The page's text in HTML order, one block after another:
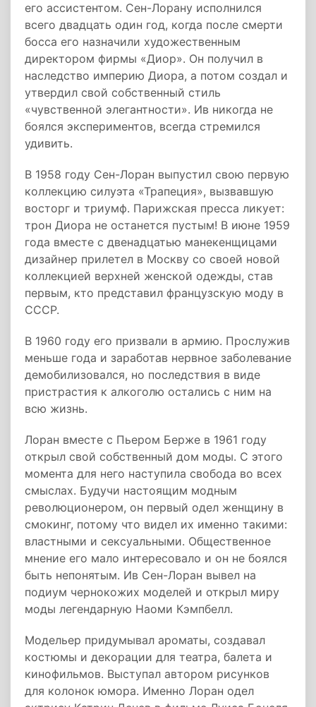
его ассистентом. Сен-Лорану исполнился
всего двадцать один год, когда после смерти
босса его назначили художественным
директором фирмы «Диор». Он получил в
наследство империю Диора, а потом создал и
утвердил свой собственный стиль
«чувственной элегантности». Ив никогда не
боялся экспериментов, всегда стремился
удивить.
В 1958 году Сен-Лоран выпустил свою первую
коллекцию силуэта «Трапеция», вызвавшую
восторг и триумф. Парижская пресса ликует:
трон Диора не останется пустым! В июне 1959
года вместе с двенадцатью манекенщицами
дизайнер прилетел в Москву со своей новой
коллекцией верхней женской одежды, став
первым, кто представил французскую моду в
СССР.
В 1960 году его призвали в армию. Прослужив
меньше года и заработав нервное заболевание
демобилизовался, но последствия в виде
пристрастия к алкоголю остались с ним на
всю жизнь.
Лоран вместе с Пьером Берже в 1961 году
открыл свой собственный дом моды. С этого
момента для него наступила свобода во всех
смыслах. Будучи настоящим модным
революционером, он первый одел женщину в
смокинг, потому что видел их именно такими:
властными и сексуальными. Общественное
мнение его мало интересовало и он не боялся
быть непонятым. Ив Сен-Лоран вывел на
подиум чернокожих моделей и открыл миру
моды легендарную Наоми Кэмпбелл.
Модельер придумывал ароматы, создавал
костюмы и декорации для театра, балета и
кинофильмов. Выступал автором рисунков
для колонок юмора. Именно Лоран одел